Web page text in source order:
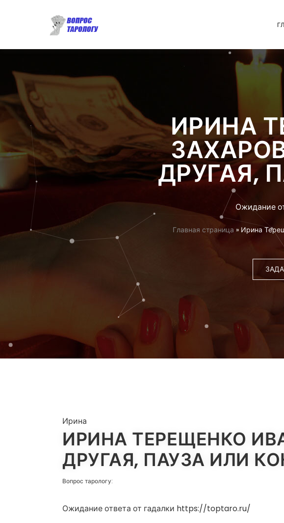
ИРИНА
ДРУГАЯ,
Ожидание
Главная страница » Ирина
Ирина
ИРИНА ТЕРЕЩЕНКО
ДРУГАЯ, ПАУЗА ИЛИ
Вопрос тарологу:
Ожидание ответа от гадалки https://toptaro.ru/